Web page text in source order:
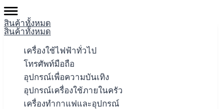
สินค้าทั้งหมด
สินค้าทั้งหมด
เครื่องใช้ไฟฟ้าทั่วไป
โทรศัพท์มือถือ
อุปกรณ์เพื่อความบันเทิง
อุปกรณ์เครื่องใช้ภายในครัว
เครื่องทำกาแฟและอุปกรณ์